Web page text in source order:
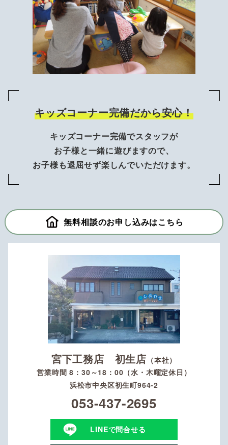
キッズコーナー完備だから安心！
キッズコーナー完備でスタッフが
お子様と一緒に遊びますので、
お子様も退屈せず楽しんでいただけます。
無料相談のお申し込みはこちら
宮下工務店 初生店 （本社）
営業時間 8：30～18：00（水・木曜定休日）
浜松市中央区初生町964-2
053-437-2695
LINEで問合せる